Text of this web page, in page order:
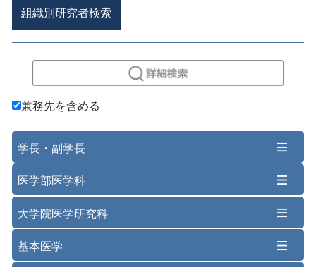
組織別研究者検索
兼務先を含める
学長・副学長
医学部医学科
大学院医学研究科
基本医学